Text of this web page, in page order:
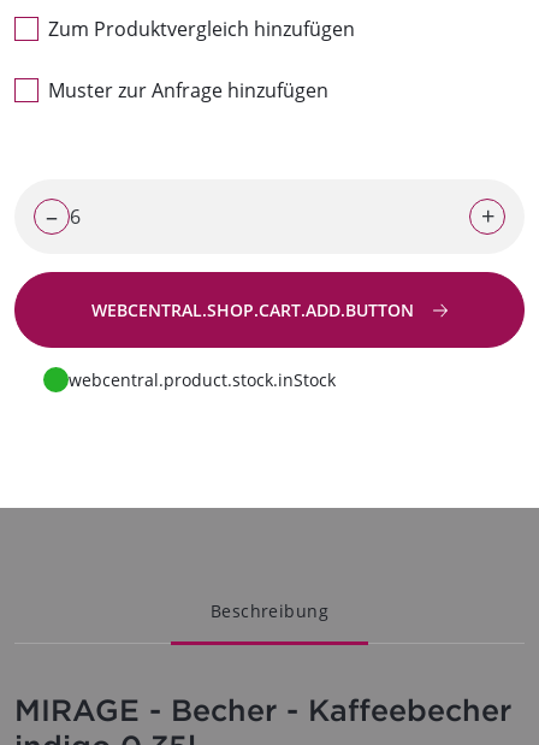
Zum Produktvergleich hinzufügen
Muster zur Anfrage hinzufügen
– +
WEBCENTRAL.SHOP.CART.ADD.BUTTON
Zur Anfrage
webcentral.product.stock.inStock
Beschreibung
MIRAGE - Becher - Kaffeebecher